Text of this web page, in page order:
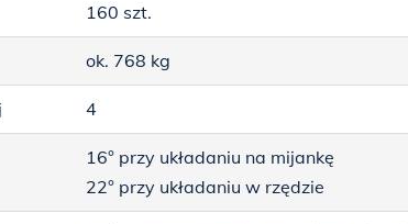
160 szt.
ok. 768 kg
4
16° przy układaniu na mijankę
22° przy układaniu w rzędzie